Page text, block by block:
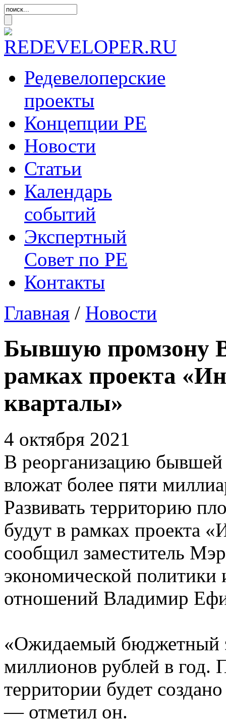
Редевелоперские
проекты
Концепции РЕ
Новости
Статьи
Календарь
событий
Экспертный
Совет по РЕ
Контакты
Главная / Новости
Бывшую промзону
рамках проекта
кварталы»
4 октября 2021
В реорганизацию
вложат более пяти
Развивать территорию
будут в рамках проекта
сообщил заместитель
экономической
отношений Владимир
«Ожидаемый бюджетный
миллионов рублей в год.
территории будет
— отметил он.